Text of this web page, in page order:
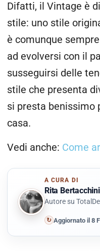
Difatti, il Vintage è
stile: uno stile
è comunque
ad evolversi con il
susseguirsi delle
stile che presenta
si presta benissimo
casa.
Vedi anche: Come
A CURA DI
Rita Bertacchini
Autore su
↻ Aggiornato il 8